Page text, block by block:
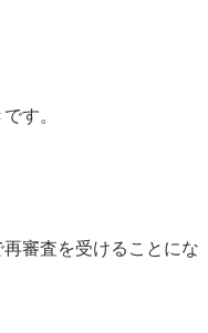
す。
審査を受けることにな